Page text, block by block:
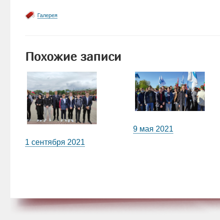
Галерея
Похожие записи
1 сентября 2021
9 мая 2021